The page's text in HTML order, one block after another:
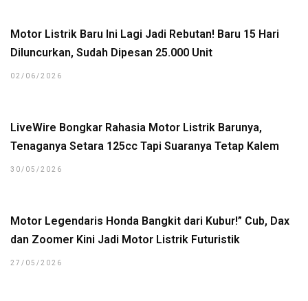
Motor Listrik Baru Ini Lagi Jadi Rebutan! Baru 15 Hari
Diluncurkan, Sudah Dipesan 25.000 Unit
02/06/2026
LiveWire Bongkar Rahasia Motor Listrik Barunya,
Tenaganya Setara 125cc Tapi Suaranya Tetap Kalem
30/05/2026
Motor Legendaris Honda Bangkit dari Kubur!” Cub, Dax
dan Zoomer Kini Jadi Motor Listrik Futuristik
27/05/2026